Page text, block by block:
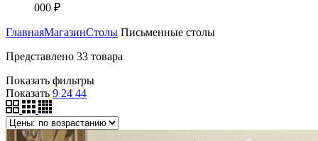
000 ₽
ГлавнаяМагазинСтолы Письменные столы
Представлено 33 товара
Показать фильтры
Показать 9 24 44